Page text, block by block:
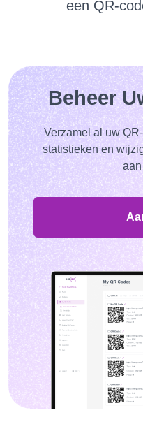
een QR-
Beheer
Verzamel al uw
statistieken en